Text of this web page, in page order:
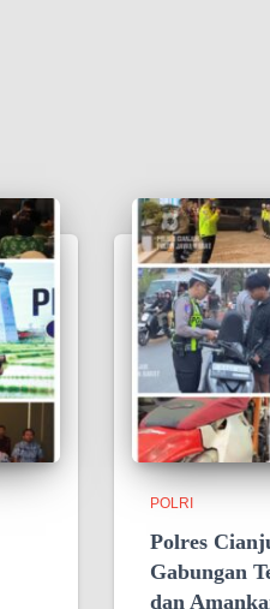
POLRI
Polres
Gabungan
dan